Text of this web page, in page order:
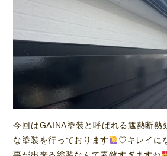
今回はGAINA塗装と呼ばれる遮熱断熱
な塗装を行っております
♡キレイに